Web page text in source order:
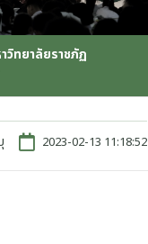
วิทยาลัยราชภัฏ
2023-02-13 11:18:52